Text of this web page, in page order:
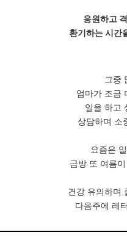
응원하고
환기하는 시간
그중
엄마가 조금
일을 하고
상담하며 소
요즘은
금방 또 여름
건강 유의하며
다음주에 레